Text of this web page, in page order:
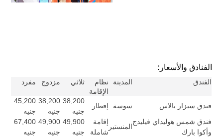
الفنادق والأسعار:
الفندق المدينة نظام
الإقامة
ثلاثي مزدوج مفرد
فندق سيزار بالاس سوسة إفطار
38,200
جنيه
38,200
جنيه
45,200
جنيه
فندق شمس هوليداي فيليدج
وأكوا بارك
المنستير
إقامة
شاملة
49,900
جنيه
49,900
جنيه
67,400
جنيه